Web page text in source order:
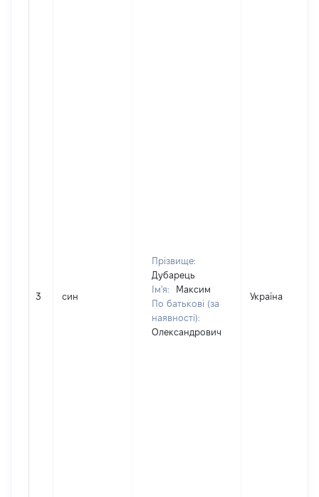
3 син
Прізвище:
Дубарець
Ім'я:
Максим
По батькові (за
наявності):
Олександрович
Україна